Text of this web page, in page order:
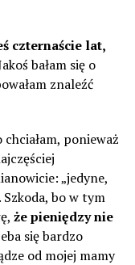
czternaście lat,
bałam się o
znaleźć
ponieważ
„jedyne,
bo w tym
że pieniędzy nie
się bardzo
od mojej mamy